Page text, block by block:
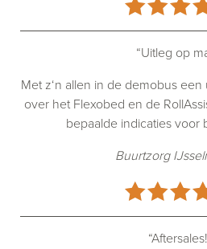
“Uitleg op
Met z‘n allen in de demobus
over het Flexobed en de
bepaalde indicaties voor
Buurtzorg